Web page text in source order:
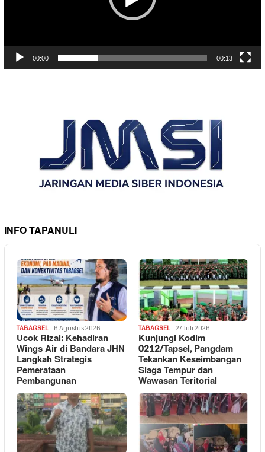
00:00 00:13
INFO TAPANULI
TABAGSEL 6 Agustus 2026
Ucok Rizal: Kehadiran
Wings Air di Bandara JHN
Langkah Strategis
Pemerataan
Pembangunan
TABAGSEL 27 Juli 2026
Kunjungi Kodim
0212/Tapsel, Pangdam
Tekankan Keseimbangan
Siaga Tempur dan
Wawasan Teritorial